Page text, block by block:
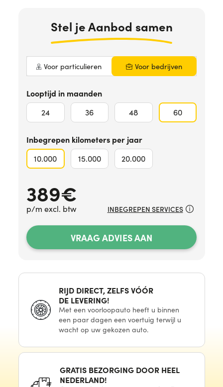
Stel je Aanbod samen
Voor particulieren Voor bedrijven
Looptijd in maanden
24 36 48 60
Inbegrepen kilometers per jaar
10.000 15.000 20.000
389€
p/m excl. btw
VRAAG ADVIES AAN
INBEGREPEN SERVICES
RIJD DIRECT, ZELFS VÓÓR
DE LEVERING!
Met een voorloopautoheeft u binnen
een paardagen een voertuig terwijl u
wacht op uwgekozen auto.
GRATIS BEZORGING DOOR HEEL
NEDERLAND!